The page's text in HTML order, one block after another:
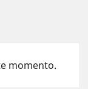
momento.